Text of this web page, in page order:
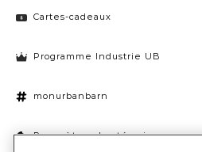
Cartes-cadeaux
Programme Industrie UB
monurbanbarn
Paramètres des témoins